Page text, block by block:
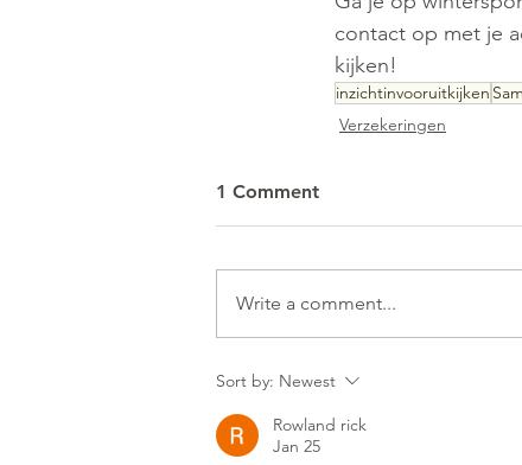
contact op met je
kijken!
inzichtinvooruitkijken
Verzekeringen
1 Comment
Write a comment...
Sort by: Newest
Rowland rick
Jan 25